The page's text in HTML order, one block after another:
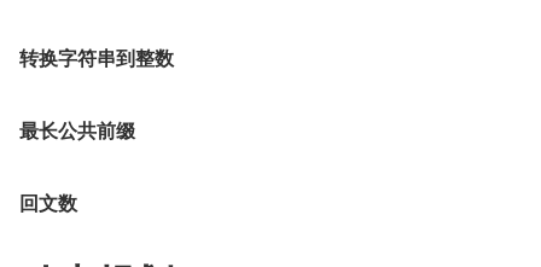
转换字符串到整数
最长公共前缀
回文数